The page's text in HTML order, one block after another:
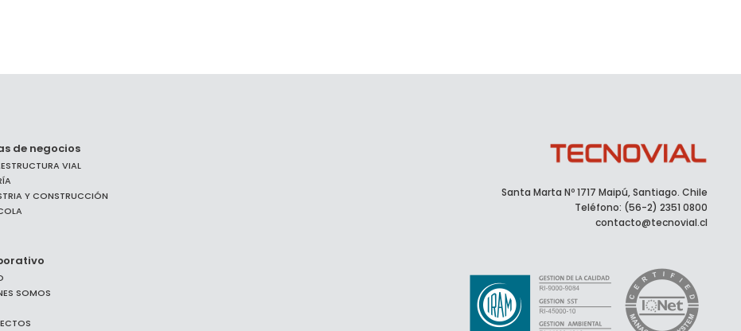
de negocios
VIAL
Y CONSTRUCCIÓN
SOMOS
Santa Marta Nº 1717 Maipú, Santiago. Chile
Teléfono: (56-2) 2351 0800
contacto@tecnovial.cl